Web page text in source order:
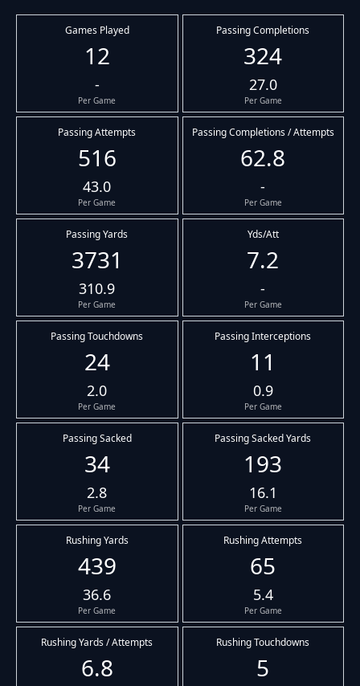
Games Played
12
-
Per Game
Passing Completions
324
27.0
Per Game
Passing Attempts
516
43.0
Per Game
Passing Completions / Attempts
62.8
-
Per Game
Passing Yards
3731
310.9
Per Game
Yds/Att
7.2
-
Per Game
Passing Touchdowns
24
2.0
Per Game
Passing Interceptions
11
0.9
Per Game
Passing Sacked
34
2.8
Per Game
Passing Sacked Yards
193
16.1
Per Game
Rushing Yards
439
36.6
Per Game
Rushing Attempts
65
5.4
Per Game
Rushing Yards / Attempts
6.8
Rushing Touchdowns
5